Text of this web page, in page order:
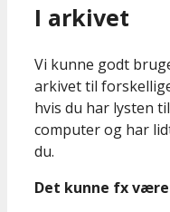
I arkivet
Vi kunne godt
arkivet til
hvis du har lysten
computer og har
du.
Det kunne fx